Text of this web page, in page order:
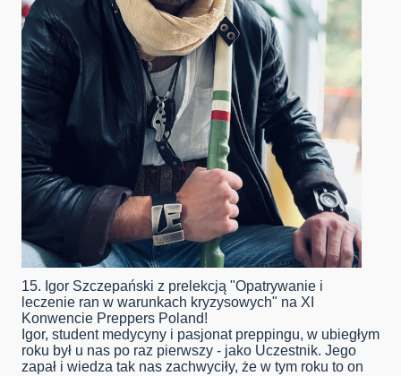
15. Igor Szczepański z prelekcją "Opatrywanie i
leczenie ran w warunkach kryzysowych" na XI
Konwencie Preppers Poland!
Igor, student medycyny i pasjonat preppingu, w ubiegłym
roku był u nas po raz pierwszy - jako Uczestnik. Jego
zapał i wiedza tak nas zachwyciły, że w tym roku to on